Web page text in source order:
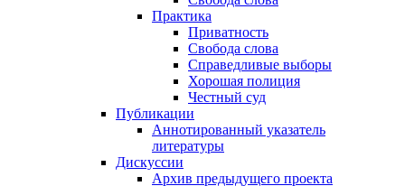
Практика
Приватность
Свобода слова
Справедливые выборы
Хорошая полиция
Честный суд
Публикации
Аннотированный указатель
литературы
Дискуссии
Архив предыдущего проекта